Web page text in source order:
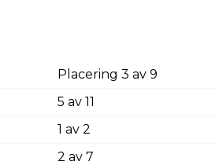
Placering 3 av 9
5 av 11
1 av 2
2 av 7